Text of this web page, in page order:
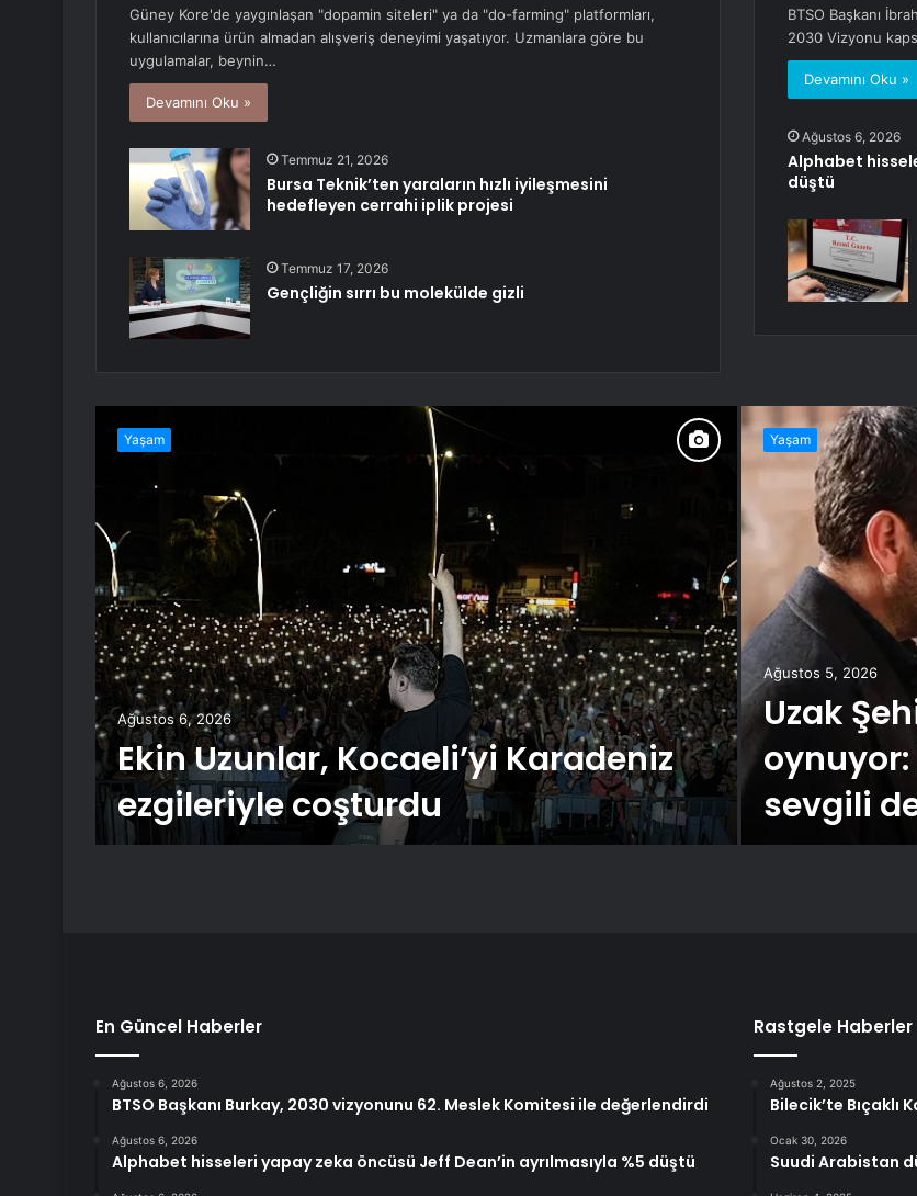
Güney Kore'de yaygınlaşan "dopamin siteleri" ya da "do-farming" platformları,
kullanıcılarına ürün almadan alışveriş deneyimi yaşatıyor. Uzmanlara göre bu
uygulamalar, beynin…
Devamını Oku »
Temmuz 21, 2026
Bursa Teknik’ten yaraların hızlı iyileşmesini
hedefleyen cerrahi iplik projesi
Temmuz 17, 2026
Gençliğin sırrı bu molekülde gizli
BTSO Başkanı
2030 Vizyonu
Devamını Oku »
Ağustos 6, 2026
Alphabet
düştü
Yaşam
Ağustos 6, 2026
Ekin Uzunlar, Kocaeli’yi Karadeniz
ezgileriyle coşturdu
Yaşam
Ağustos 5, 2026
Uzak
sevgili
En Güncel Haberler
Ağustos 6, 2026
BTSO Başkanı Burkay, 2030 vizyonunu 62. Meslek Komitesi ile değerlendirdi
Ağustos 6, 2026
Alphabet hisseleri yapay zeka öncüsü Jeff Dean’in ayrılmasıyla %5 düştü
Rastgele Haberler
Ağustos 2, 2025
Bilecik’te Bıçaklı
Ocak 30, 2026
Suudi Arabistan